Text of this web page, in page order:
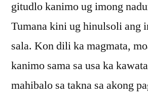
gitudlo kanimo ug imong
Tumana kini ug hinulsoli ang
sala. Kon dili ka magmata,
kanimo sama sa usa ka
mahibalo sa takna sa akong